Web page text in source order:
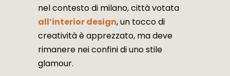
nel contesto di milano, città votata
all’interior design, un tocco di
creatività è apprezzato, ma deve
rimanere nei confini di uno stile
glamour.